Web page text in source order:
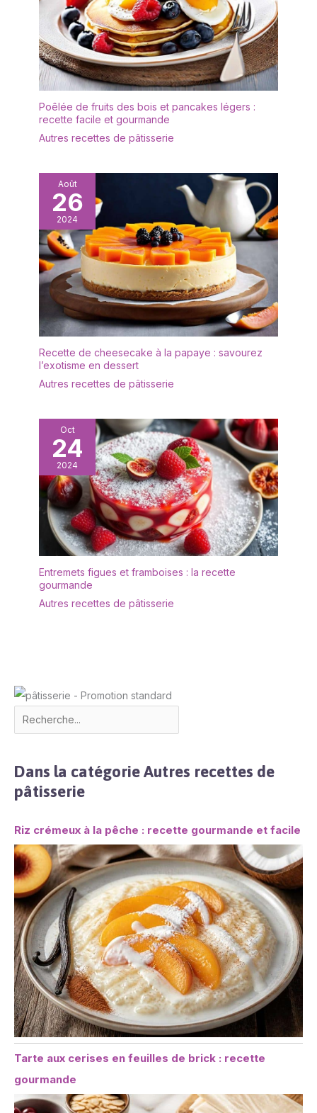
Poêlée de fruits des bois et pancakes légers :
recette facile et gourmande
Autres recettes de pâtisserie
Août
26
2024
Recette de cheesecake à la papaye : savourez
l’exotisme en dessert
Autres recettes de pâtisserie
Oct
24
2024
Entremets figues et framboises : la recette
gourmande
Autres recettes de pâtisserie
Dans la catégorie Autres recettes de
pâtisserie
Riz crémeux à la pêche : recette gourmande et facile
Tarte aux cerises en feuilles de brick : recette
gourmande